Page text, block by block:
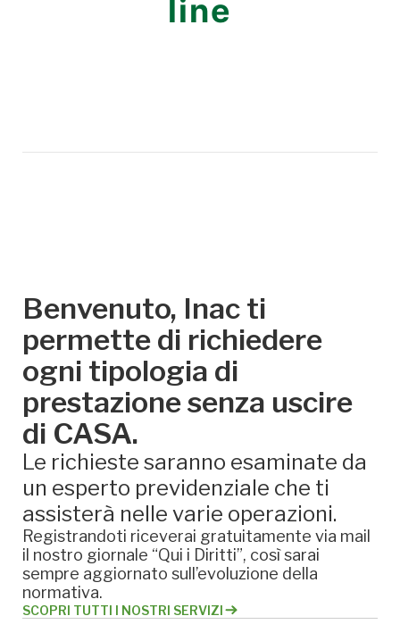
line
Benvenuto, Inac ti
permette di richiedere
ogni tipologia di
prestazione senza uscire
di CASA.
Le richieste saranno esaminate da
un esperto previdenziale che ti
assisterà nelle varie operazioni.
Registrandoti riceverai gratuitamente via mail
il nostro giornale “Qui i Diritti”, così sarai
sempre aggiornato sull’evoluzione della
normativa.
SCOPRI TUTTI I NOSTRI SERVIZI